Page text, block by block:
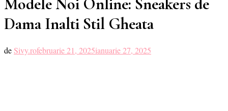
Dama Inalti Stil Gheata
de Sivy.rofebruarie 21, 2025ianuarie 27, 2025